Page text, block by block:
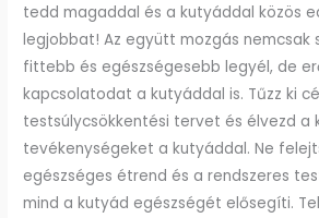
tedd magaddal és a kutyáddal közös
legjobbat! Az együtt mozgás nemcsak
fittebb és egészségesebb legyél, de
kapcsolatodat a kutyáddal is. Tűzz ki
testsúlycsökkentési tervet és élvezd a
tevékenységeket a kutyáddal. Ne
egészséges étrend és a rendszeres
mind a kutyád egészségét elősegíti.